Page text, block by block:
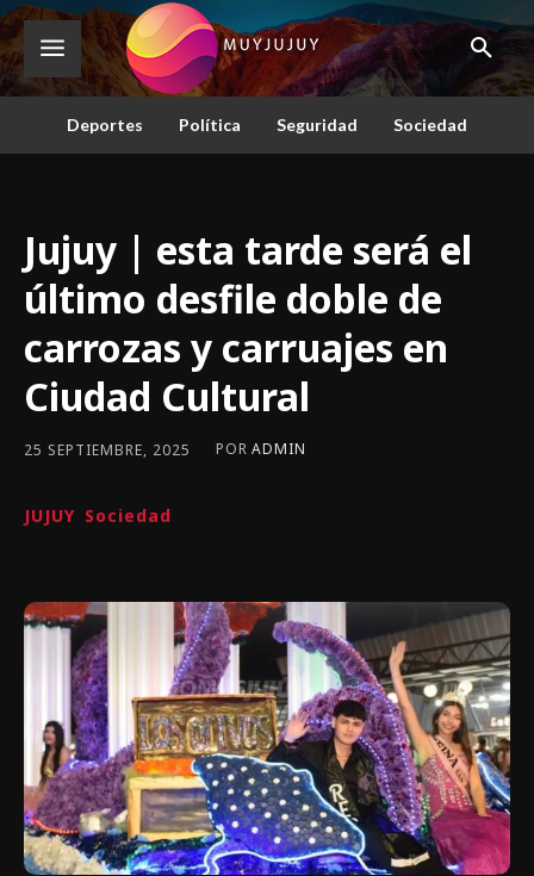
Deportes Política Seguridad Sociedad
Jujuy | esta tarde será el
último desfile doble de
carrozas y carruajes en
Ciudad Cultural
25 SEPTIEMBRE, 2025 POR ADMIN
JUJUY Sociedad